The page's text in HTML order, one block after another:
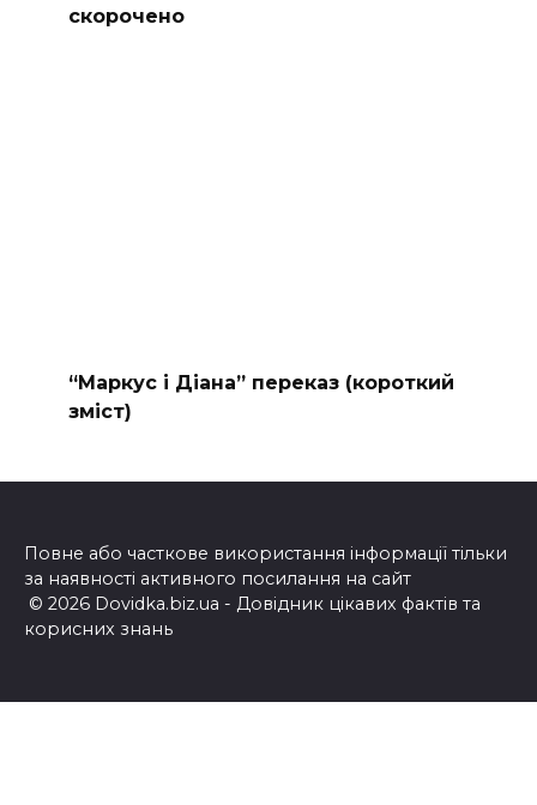
скорочено
“Маркус і Діана” переказ (короткий
зміст)
Повне або часткове використання інформації тільки
за наявності активного посилання на сайт
© 2026 Dovidka.biz.ua - Довідник цікавих фактів та
корисних знань